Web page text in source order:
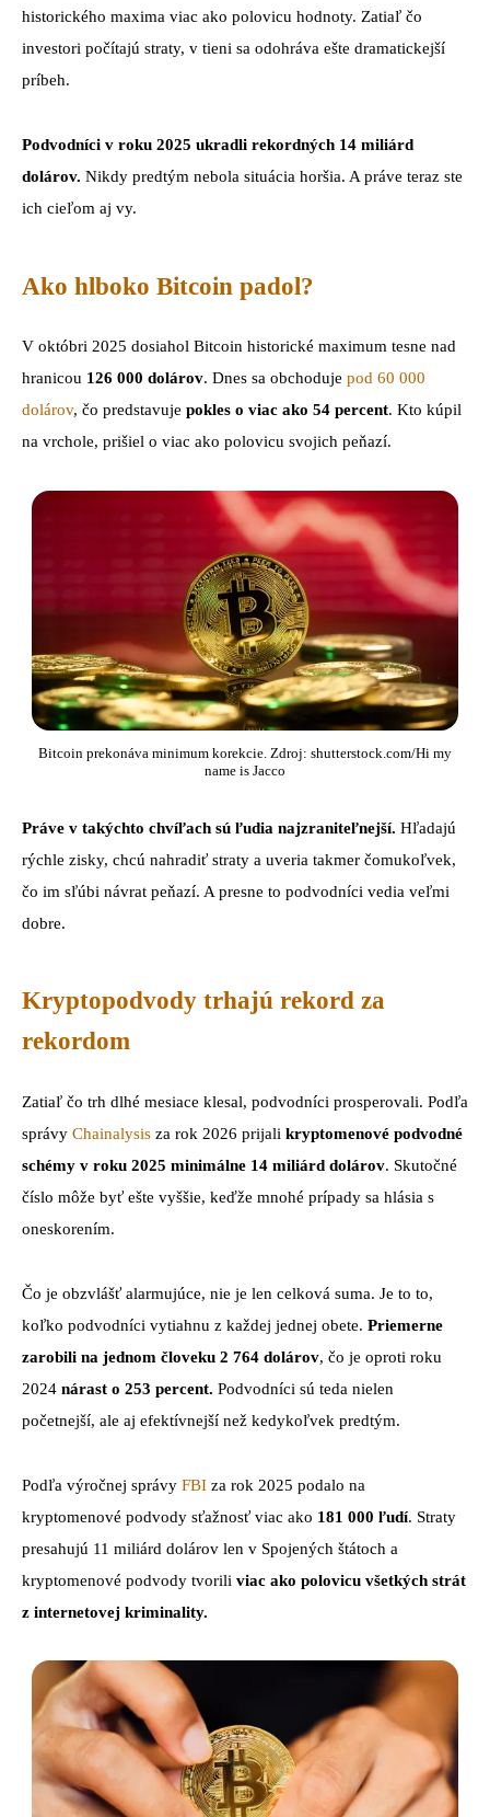
historického maxima viac ako polovicu hodnoty. Zatiaľ čo
investori počítajú straty, v tieni sa odohráva ešte dramatickejší
príbeh.
Podvodníci v roku 2025 ukradli rekordných 14 miliárd
dolárov. Nikdy predtým nebola situácia horšia. A práve teraz ste
ich cieľom aj vy.
Ako hlboko Bitcoin padol?
V októbri 2025 dosiahol Bitcoin historické maximum tesne nad
hranicou 126 000 dolárov. Dnes sa obchoduje pod 60 000
dolárov, čo predstavuje pokles o viac ako 54 percent. Kto kúpil
na vrchole, prišiel o viac ako polovicu svojich peňazí.
Bitcoin prekonáva minimum korekcie. Zdroj: shutterstock.com/Hi my
name is Jacco
Práve v takýchto chvíľach sú ľudia najzraniteľnejší. Hľadajú
rýchle zisky, chcú nahradiť straty a uveria takmer čomukoľvek,
čo im sľúbi návrat peňazí. A presne to podvodníci vedia veľmi
dobre.
Kryptopodvody trhajú rekord za
rekordom
Zatiaľ čo trh dlhé mesiace klesal, podvodníci prosperovali. Podľa
správy Chainalysis za rok 2026 prijali kryptomenové podvodné
schémy v roku 2025 minimálne 14 miliárd dolárov. Skutočné
číslo môže byť ešte vyššie, keďže mnohé prípady sa hlásia s
oneskorením.
Čo je obzvlášť alarmujúce, nie je len celková suma. Je to to,
koľko podvodníci vytiahnu z každej jednej obete. Priemerne
zarobili na jednom človeku 2 764 dolárov, čo je oproti roku
2024 nárast o 253 percent. Podvodníci sú teda nielen
početnejší, ale aj efektívnejší než kedykoľvek predtým.
Podľa výročnej správy FBI za rok 2025 podalo na
kryptomenové podvody sťažnosť viac ako 181 000 ľudí. Straty
presahujú 11 miliárd dolárov len v Spojených štátoch a
kryptomenové podvody tvorili viac ako polovicu všetkých strát
z internetovej kriminality.